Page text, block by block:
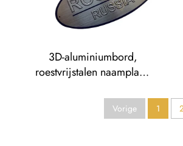
3D-aluminiumbord,
roestvrijstalen naamplaat,
metaallogo, naamplaten
Vorige 1